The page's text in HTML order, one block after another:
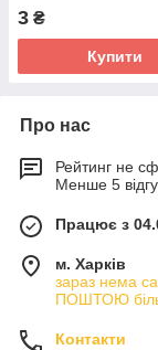
3 ₴
Купити
Про нас
Рейтинг не
Менше 5
Працює з
м. Харків
зараз нема
ПОШТОЮ
Контакти